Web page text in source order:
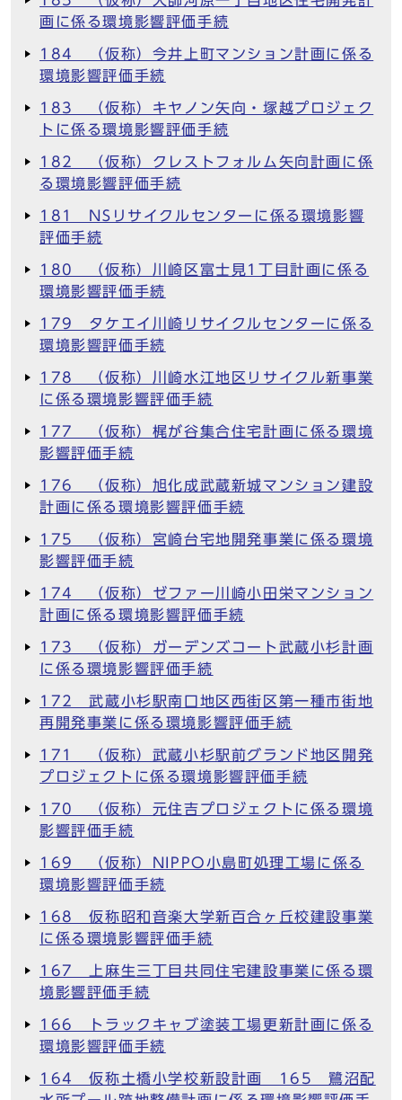
画に係る環境影響評価手続
184 （仮称）今井上町マンション計画に係る
環境影響評価手続
183 （仮称）キヤノン矢向・塚越プロジェク
トに係る環境影響評価手続
182 （仮称）クレストフォルム矢向計画に係
る環境影響評価手続
181 NSリサイクルセンターに係る環境影響
評価手続
180 （仮称）川崎区富士見1丁目計画に係る
環境影響評価手続
179 タケエイ川崎リサイクルセンターに係る
環境影響評価手続
178 （仮称）川崎水江地区リサイクル新事業
に係る環境影響評価手続
177 （仮称）梶が谷集合住宅計画に係る環境
影響評価手続
176 （仮称）旭化成武蔵新城マンション建設
計画に係る環境影響評価手続
175 （仮称）宮崎台宅地開発事業に係る環境
影響評価手続
174 （仮称）ゼファー川崎小田栄マンション
計画に係る環境影響評価手続
173 （仮称）ガーデンズコート武蔵小杉計画
に係る環境影響評価手続
172 武蔵小杉駅南口地区西街区第一種市街地
再開発事業に係る環境影響評価手続
171 （仮称）武蔵小杉駅前グランド地区開発
プロジェクトに係る環境影響評価手続
170 （仮称）元住吉プロジェクトに係る環境
影響評価手続
169 （仮称）NIPPO小島町処理工場に係る
環境影響評価手続
168 仮称昭和音楽大学新百合ヶ丘校建設事業
に係る環境影響評価手続
167 上麻生三丁目共同住宅建設事業に係る環
境影響評価手続
166 トラックキャブ塗装工場更新計画に係る
環境影響評価手続
164 仮称土橋小学校新設計画 165 鷺沼配